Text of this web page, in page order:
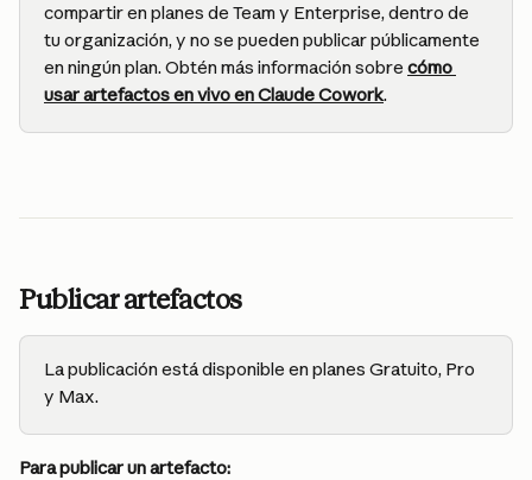
compartir en planes de Team y Enterprise, dentro de
tu organización, y no se pueden publicar públicamente
en ningún plan. Obtén más información sobre cómo
usar artefactos en vivo en Claude Cowork.
Publicar artefactos
La publicación está disponible en planes Gratuito, Pro
y Max.
Para publicar un artefacto: